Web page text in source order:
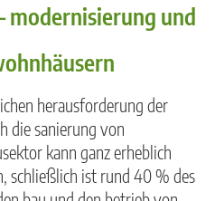
modernisierung und
herausforderung der
die sanierung von
kann ganz erheblich
schließlich ist rund 40 % des